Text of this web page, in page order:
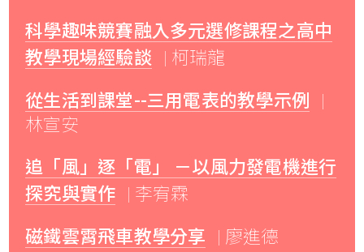
科學趣味競賽融入多元選修課程之高中
教學現場經驗談
| 柯瑞龍
從生活到課堂--三用電表的教學示例
|
林宣安
追「風」逐「電」 －以風力發電機進行
探究與實作
| 李宥霖
磁鐵雲霄飛車教學分享 | 廖進德